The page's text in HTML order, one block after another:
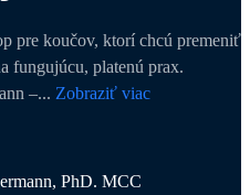
pre koučov, ktorí chcú premeniť
fungujúcu, platenú prax.
–... Zobraziť viac
PhD. MCC